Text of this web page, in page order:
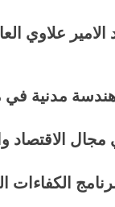
مدنية في
الاقتصاد
الكفاءات